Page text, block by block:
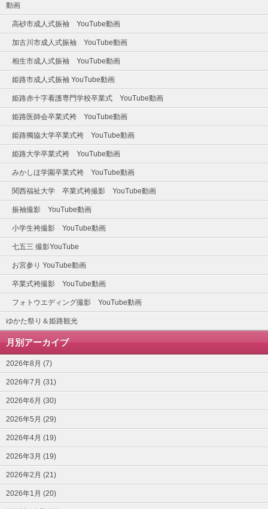
動画
高砂市成人式振袖 YouTube動画
加古川市成人式振袖 YouTube動画
相生市成人式振袖 YouTube動画
姫路市成人式振袖 YouTube動画
姫路赤十字看護専門学校卒業式 YouTube動画
姫路医師会卒業式袴 YouTube動画
姫路獨協大学卒業式袴 YouTube動画
姫路大学卒業式袴 YouTube動画
みかしほ学園卒業式袴 YouTube動画
関西福祉大学 卒業式袴撮影 YouTube動画
振袖撮影 YouTube動画
小学生袴撮影 YouTube動画
七五三 撮影YouTube
お宮参り YouTube動画
卒業式袴撮影 YouTube動画
フォトウエディング撮影 YouTube動画
ゆかた祭り＆姫路観光
月別アーカイブ
2026年8月 (7)
2026年7月 (31)
2026年6月 (30)
2026年5月 (29)
2026年4月 (19)
2026年3月 (19)
2026年2月 (21)
2026年1月 (20)